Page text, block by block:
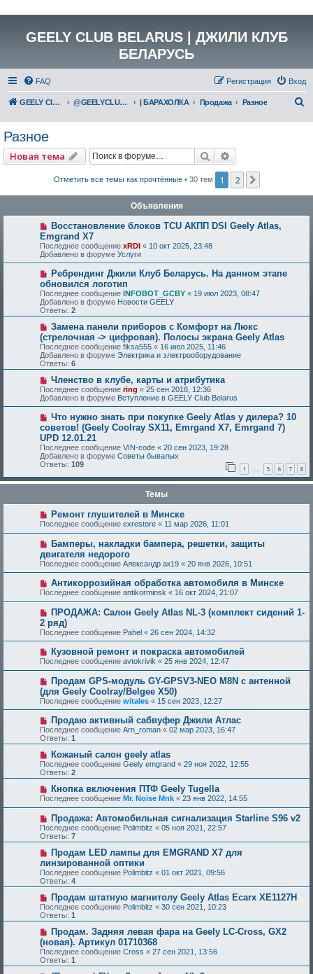
GEELY CLUB BELARUS | ДЖИЛИ КЛУБ
БЕЛАРУСЬ
FAQ Вход
Регистрация
GEELY Club Belarus @GEELYCLUBBY | БАРАХОЛКА Продажа Разное
Разное
Новая тема Поиск
Отметить все темы как прочтённые• 30 тем 1 2
Объявления
Восстановление блоков TCU АКПП DSI Geely Atlas,
Emgrand X7
Последнее сообщение xRDI « 10 окт 2025, 23:48
Добавлено в форуме Услуги
Ребрендинг Джили Клуб Беларусь. На данном этапе
обновился логотип
Последнее сообщение INFOBOT_GCBY « 19 июл 2023, 08:47
Добавлено в форуме Новости GEELY
Ответы: 2
Замена панели приборов с Комфорт на Люкс
(стрелочная -> цифровая). Полосы экрана Geely Atlas
Последнее сообщение fiksa555 « 16 июл 2025, 11:46
Добавлено в форуме Электрика и электрооборудование
Ответы: 6
Членство в клубе, карты и атрибутика
Последнее сообщение ring « 25 сен 2018, 12:36
Добавлено в форуме Вступление в GEELY Club Belarus
Что нужно знать при покупке Geely Atlas у дилера? 10
советов! (Geely Coolray SX11, Emrgand X7, Emrgand 7)
UPD 12.01.21
Последнее сообщение VIN-code « 20 сен 2023, 19:28
Добавлено в форуме Советы бывалых
Ответы: 109 1 … 5 6 7 8
Темы
Ремонт глушителей в Минске
Последнее сообщение exrestore « 11 мар 2026, 11:01
Бамперы, накладки бампера, решетки, защиты
двигателя недорого
Последнее сообщение Александр ак19 « 20 янв 2026, 10:51
Антикоррозийная обработка автомобиля в Минске
Последнее сообщение antikorminsk « 16 окт 2024, 21:07
ПРОДАЖА: Салон Geely Atlas NL-3 (комплект сидений 1-
2 ряд)
Последнее сообщение Pahel « 26 сен 2024, 14:32
Кузовной ремонт и покраска автомобилей
Последнее сообщение avtokrivik « 25 янв 2024, 12:47
Продам GPS-модуль GY-GPSV3-NEO M8N с антенной
(для Geely Coolray/Belgee X50)
Последнее сообщение witales « 15 сен 2023, 12:27
Продаю активный сабвуфер Джили Атлас
Последнее сообщение Arn_roman « 02 мар 2023, 16:47
Ответы: 1
Кожаный салон geely atlas
Последнее сообщение Geely emgrand « 29 ноя 2022, 12:55
Ответы: 2
Кнопка включения ПТФ Geely Tugella
Последнее сообщение Mr. Noise Mnk « 23 янв 2022, 14:55
Продажа: Автомобильная сигнализация Starline S96 v2
Последнее сообщение Polimbitz « 05 ноя 2021, 22:57
Ответы: 7
Продам LED лампы для EMGRAND X7 для
линзированной оптики
Последнее сообщение Polimbitz « 01 окт 2021, 09:56
Ответы: 4
Продам штатную магнитолу Geely Atlas Ecarx XE1127H
Последнее сообщение Polimbitz « 30 сен 2021, 10:23
Ответы: 1
Продам. Задняя левая фара на Geely LC-Cross, GX2
(новая). Артикул 01710368
Последнее сообщение Cross « 27 сен 2021, 13:56
Ответы: 1